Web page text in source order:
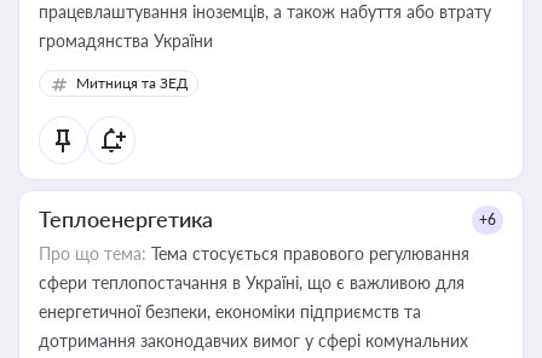
працевлаштування іноземців, а також набуття або втрату
громадянства України
Митниця та ЗЕД
Теплоенергетика +6
Про що тема: Тема стосується правового регулювання
сфери теплопостачання в Україні, що є важливою для
енергетичної безпеки, економіки підприємств та
дотримання законодавчих вимог у сфері комунальних